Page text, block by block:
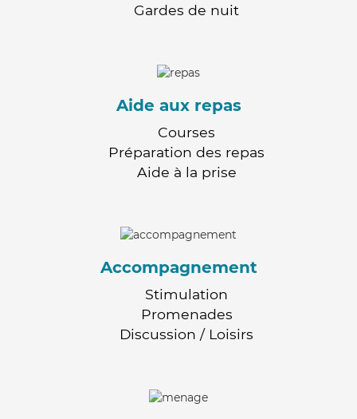
Gardes de nuit
Aide aux repas
Courses
Préparation des repas
Aide à la prise
Accompagnement
Stimulation
Promenades
Discussion / Loisirs